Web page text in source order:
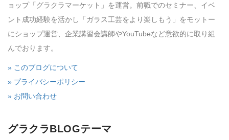
ョップ「グラクラマーケット」を運営。前職でのセミナー、イベ
ント成功経験を活かし「ガラス工芸をより楽しもう」をモットー
にショップ運営、企業講習会講師やYouTubeなど意欲的に取り組
んでおります。
» このブログについて
» プライバシーポリシー
» お問い合わせ
グラクラBLOGテーマ